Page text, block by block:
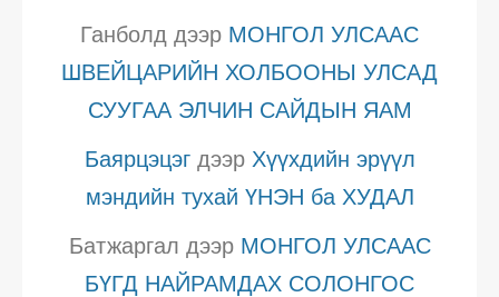
Ганболд дээр МОНГОЛ УЛСААС
ШВЕЙЦАРИЙН ХОЛБООНЫ УЛСАД
СУУГАА ЭЛЧИН САЙДЫН ЯАМ
Баярцэцэгдээр Хүүхдийн эрүүл
мэндийн тухай ҮНЭН ба ХУДАЛ
Батжаргал дээр МОНГОЛ УЛСААС
БҮГД НАЙРАМДАХ СОЛОНГОС